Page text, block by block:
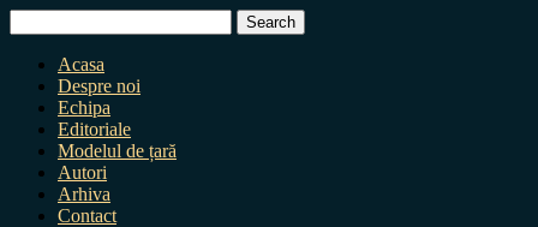
for:
Acasa
Despre noi
Echipa
Editoriale
Modelul de țară
Autori
Arhiva
Contact